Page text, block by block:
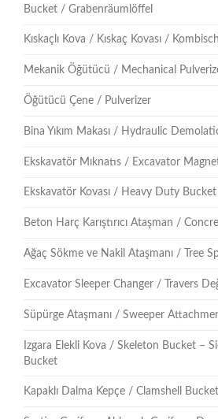
Bucket / Grabenräumlöffel
Kıskaçlı Kova / Kıskaç Kovası /
Mekanik Öğütücü / Mechanical
Öğütücü Çene / Pulverizer
Bina Yıkım Makası / Hydraulic
Ekskavatör Mıknatıs / Excavator
Ekskavatör Kovası / Heavy Duty Bucket
Beton Harç Karıştırıcı Ataşman /
Ağaç Sökme ve Nakil Ataşmanı / Tree
Excavator Sleeper Changer / Travers
Süpürge Ataşmanı / Sweeper
Izgara Elekli Kova / Skeleton Bucket –
Bucket
Kapaklı Dalma Kepçe / Clamshell Bucket